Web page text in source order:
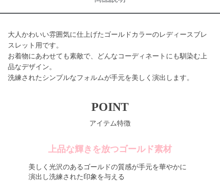
大人かわいい雰囲気に仕上げたゴールドカラーのレディースブレ
スレット用です。
お着物にあわせても素敵で、どんなコーディネートにも馴染む上
品なデザイン。
洗練されたシンプルなフォルムが手元を美しく演出します。
POINT
アイテム特徴
上品な輝きを放つゴールド素材
美しく光沢のあるゴールドの質感が手元を華やかに
演出し洗練された印象を与える